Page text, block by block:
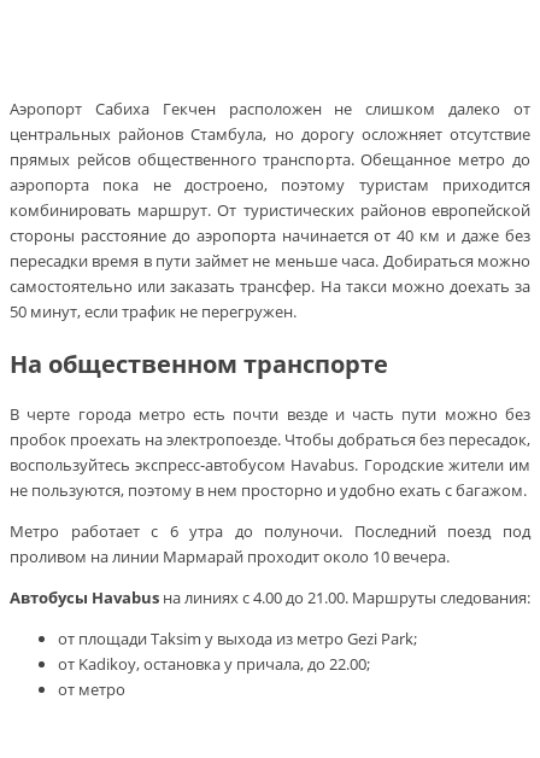
Аэропорт Сабиха Гекчен расположен не слишком далеко от
центральных районов Стамбула, но дорогу осложняет отсутствие
прямых рейсов общественного транспорта. Обещанное метро до
аэропорта пока не достроено, поэтому туристам приходится
комбинировать маршрут. От туристических районов европейской
стороны расстояние до аэропорта начинается от 40 км и даже без
пересадки время в пути займет не меньше часа. Добираться можно
самостоятельно или заказать трансфер. На такси можно доехать за
50 минут, если трафик не перегружен.
На общественном транспорте
В черте города метро есть почти везде и часть пути можно без
пробок проехать на электропоезде. Чтобы добраться без пересадок,
воспользуйтесь экспресс-автобусом Havabus. Городские жители им
не пользуются, поэтому в нем просторно и удобно ехать с багажом.
Метро работает с 6 утра до полуночи. Последний поезд под
проливом на линии Мармарай проходит около 10 вечера.
Автобусы Havabus на линиях с 4.00 до 21.00. Маршруты следования:
от площади Taksim у выхода из метро Gezi Park;
от Kadikoy, остановка у причала, до 22.00;
от метро